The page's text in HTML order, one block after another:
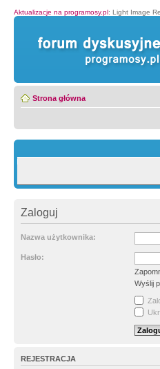
Aktualizacje na programosy.pl: Light Image
Strona główna
Zaloguj
Nazwa użytkownika:
Hasło:
Wyślij
REJESTRACJA